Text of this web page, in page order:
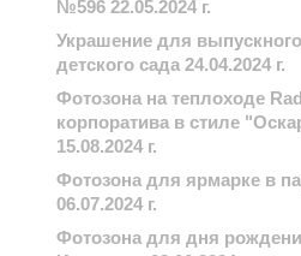
№596 22.05.2024 г.
Украшение для
детского сада 24.04.2024 г.
Фотозона на теплоходе
корпоратива в стиле
15.08.2024 г.
Фотозона для ярмарке в
06.07.2024 г.
Фотозона для дня